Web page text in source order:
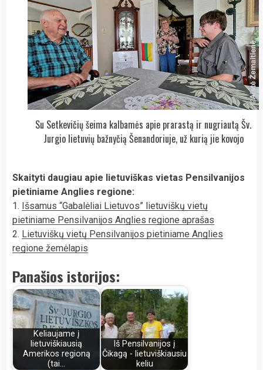
Su Setkevičių šeima kalbamės apie prarastą ir nugriautą Šv.
Jurgio lietuvių bažnyčią Šenandoriuje, už kurią jie kovojo
Skaityti daugiau apie lietuviškas vietas Pensilvanijos
pietiniame Anglies regione:
1. Išsamus “Gabalėliai Lietuvos” lietuviškų vietų
pietiniame Pensilvanijos Anglies regione aprašas
2. Lietuviškų vietų Pensilvanijos pietiniame Anglies
regione žemėlapis
Panašios istorijos:
Keliaujame į
lietuviškiausią
Amerikos regioną
(tai…
Iš Pensilvanijos į
Čikagą - lietuviškiausiu
keliu